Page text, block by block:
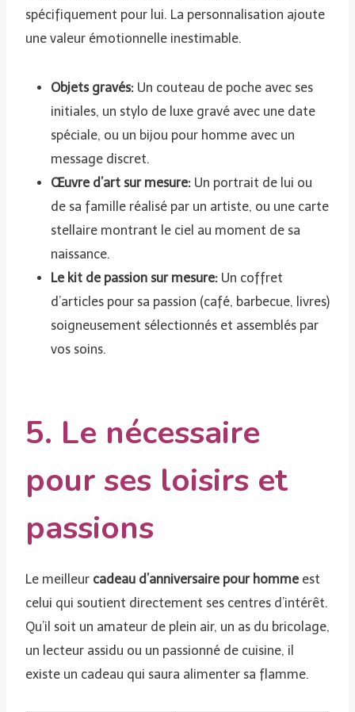
spécifiquement pour lui. La personnalisation ajoute
une valeur émotionnelle inestimable.
Objets gravés: Un couteau de poche avec ses
initiales, un stylo de luxe gravé avec une date
spéciale, ou un bijou pour homme avec un
message discret.
Œuvre d’art sur mesure: Un portrait de lui ou
de sa famille réalisé par un artiste, ou une carte
stellaire montrant le ciel au moment de sa
naissance.
Le kit de passion sur mesure: Un coffret
d’articles pour sa passion (café, barbecue, livres)
soigneusement sélectionnés et assemblés par
vos soins.
5. Le nécessaire
pour ses loisirs et
passions
Le meilleur cadeau d’anniversaire pour hommeest
celui qui soutient directement ses centres d’intérêt.
Qu’il soit un amateur de plein air, un as du bricolage,
un lecteur assidu ou un passionné de cuisine, il
existe un cadeau qui saura alimenter sa flamme.